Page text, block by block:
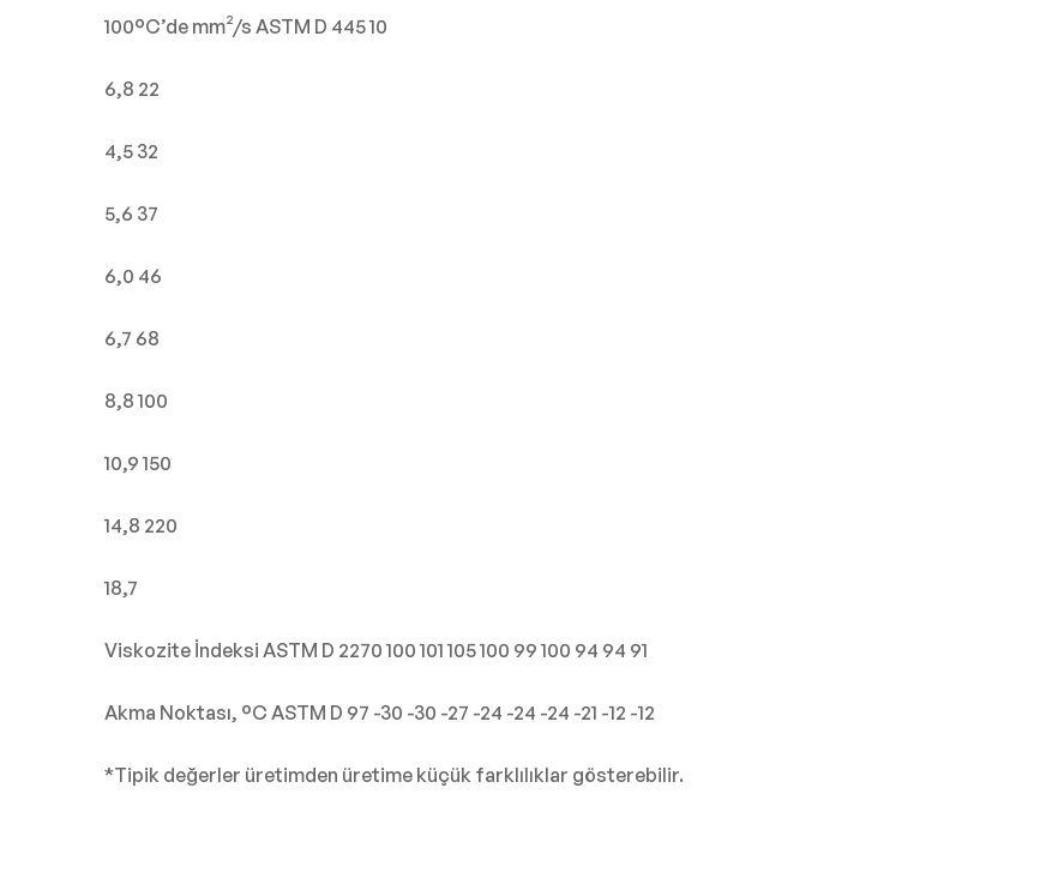
100°C’de mm²/s ASTM D 445 10
6,8 22
4,5 32
5,6 37
6,0 46
6,7 68
8,8 100
10,9 150
14,8 220
18,7
Viskozite İndeksi ASTM D 2270 100 101 105 100 99 100 94 94 91
Akma Noktası, °C ASTM D 97 -30 -30 -27 -24 -24 -24 -21 -12 -12
*Tipik değerler üretimden üretime küçük farklılıklar gösterebilir.